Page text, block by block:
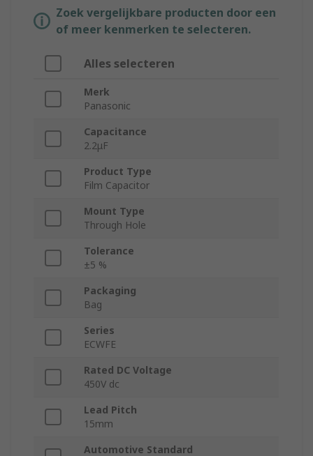
Zoek vergelijkbare producten door een
of meer kenmerken te selecteren.
Alles selecteren
Merk
Panasonic
Capacitance
2.2μF
Product Type
Film Capacitor
Mount Type
Through Hole
Tolerance
±5 %
Packaging
Bag
Series
ECWFE
Rated DC Voltage
450V dc
Lead Pitch
15mm
Automotive Standard